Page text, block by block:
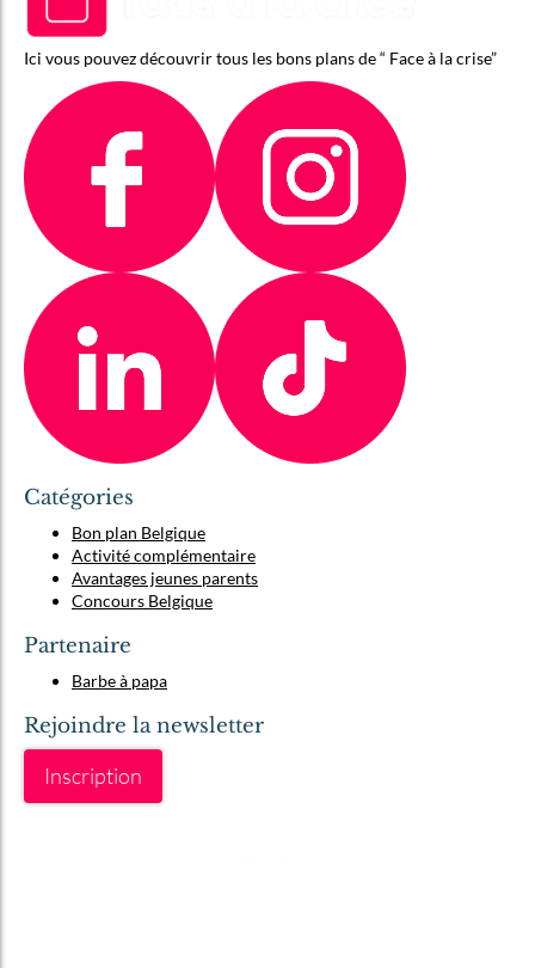
Ici vous pouvez découvrir tous les bons plans de “ Face à la crise”
Catégories
Bon plan Belgique
Activité complémentaire
Avantages jeunes parents
Concours Belgique
Partenaire
Barbe à papa
Rejoindre la newsletter
Inscription